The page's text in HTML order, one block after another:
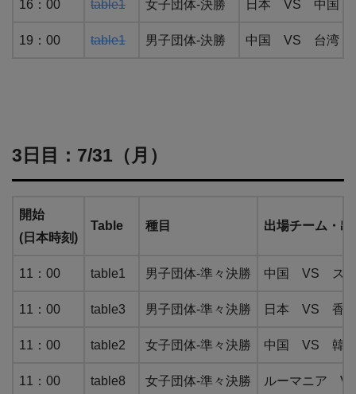
16：00 table1 女子団体-決勝 日本 VS 中国
19：00 table1 男子団体-決勝 中国 VS 台湾
3日目：7/31（月）
開始
(日本時刻)
Table 種目 出場チーム・出
11：00 table1 男子団体-準々決勝 中国 VS ス
11：00 table3 男子団体-準々決勝 日本 VS 香
11：00 table2 女子団体-準々決勝 中国 VS 韓
11：00 table8 女子団体-準々決勝 ルーマニア